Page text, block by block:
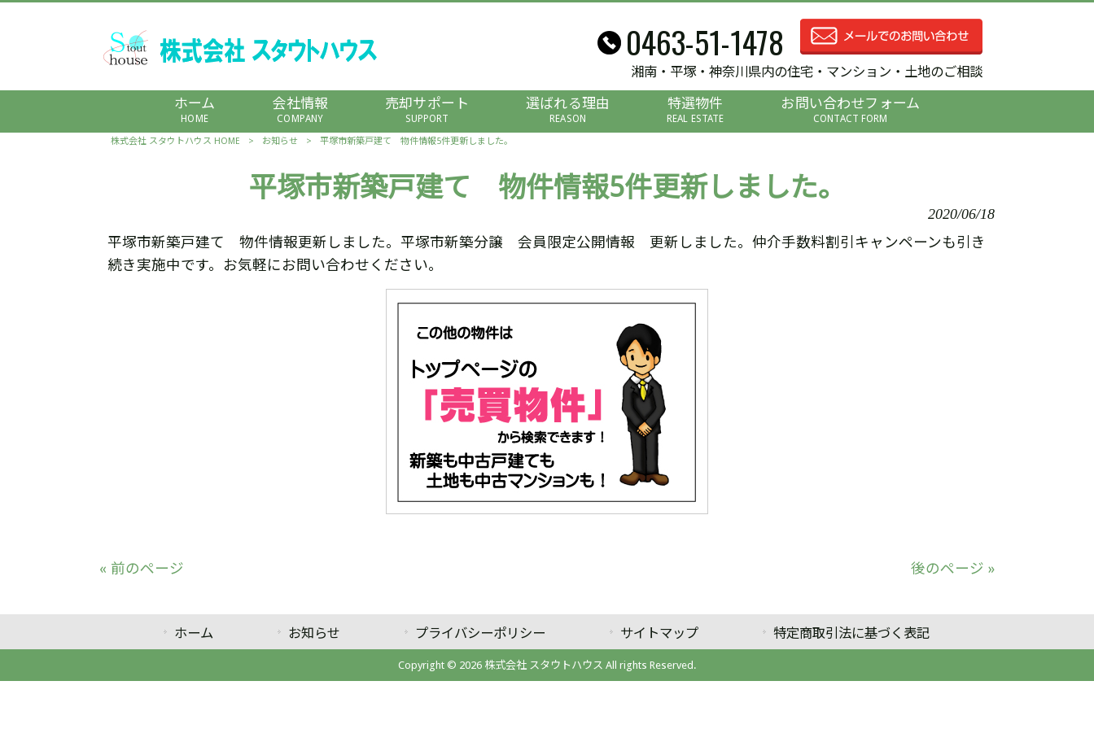
0463-51-1478
湘南・平塚・神奈川県内の住宅・マンション・土地のご相談
ホーム
HOME
会社情報
COMPANY
売却サポート
SUPPORT
選ばれる理由
REASON
特選物件
REAL ESTATE
お問い合わせフォーム
CONTACT FORM
株式会社 スタウトハウス HOME > お知らせ > 平塚市新築戸建て 物件情報5件更新しました。
平塚市新築戸建て 物件情報5件更新しました。
2020/06/18
平塚市新築戸建て 物件情報更新しました。平塚市新築分譲 会員限定公開情報 更新しました。仲介手数料割引キャンペーンも引き
続き実施中です。お気軽にお問い合わせください。
« 前のページ 後のページ »
ホーム お知らせ プライバシーポリシー サイトマップ 特定商取引法に基づく表記
Copyright © 2026 株式会社 スタウトハウス All rights Reserved.